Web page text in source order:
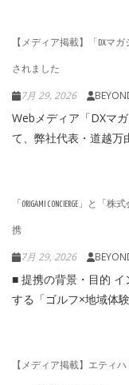
【メディア掲載】「DXマ
されました
7月 29, 2026
Webメディア「DXマ
て、弊社代表・道越
「ORIGAMI CONCIERGE」と「
携
7月 29, 2026
■ 提携の背景・目的
する「ゴルフ×地域体
【メディア掲載】エティハ